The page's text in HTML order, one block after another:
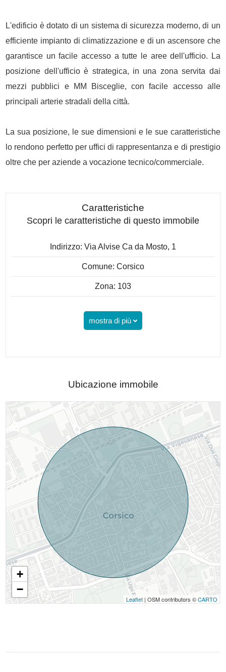
L'edificio è dotato di un sistema di sicurezza moderno, di un
efficiente impianto di climatizzazione e di un ascensore che
garantisce un facile accesso a tutte le aree dell'ufficio. La
posizione dell'ufficio è strategica, in una zona servita dai
mezzi pubblici e MM Bisceglie, con facile accesso alle
principali arterie stradali della città.
La sua posizione, le sue dimensioni e le sue caratteristiche
lo rendono perfetto per uffici di rappresentanza e di prestigio
oltre che per aziende a vocazione tecnico/commerciale.
Caratteristiche
Scopri le caratteristiche di questo immobile
Indirizzo: Via Alvise Ca da Mosto, 1
Comune: Corsico
Zona: 103
mostra di più
Ubicazione immobile
+
−
Leaflet| OSM contributors ©CARTO